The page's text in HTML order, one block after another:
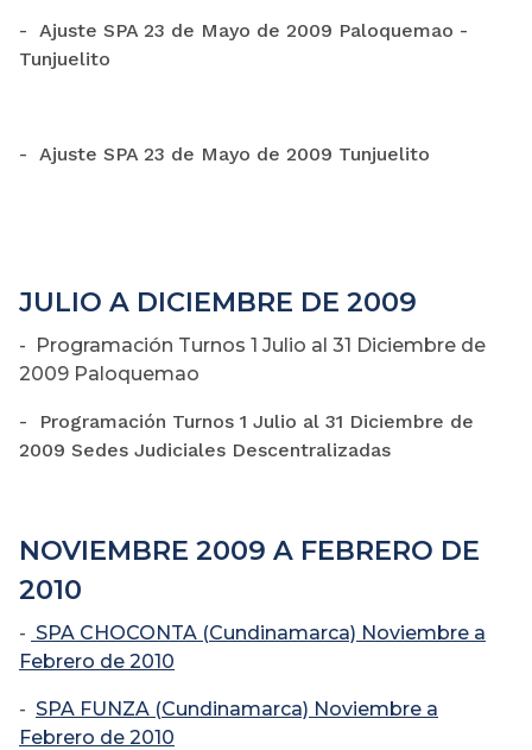
- Ajuste SPA 23 de Mayo de 2009 Paloquemao -
Tunjuelito
- Ajuste SPA 23 de Mayo de 2009 Tunjuelito
JULIO A DICIEMBRE DE 2009
- Programación Turnos 1 Julio al 31 Diciembre de
2009 Paloquemao
- Programación Turnos 1 Julio al 31 Diciembre de
2009 Sedes Judiciales Descentralizadas
NOVIEMBRE 2009 A FEBRERO DE
2010
- SPA CHOCONTA (Cundinamarca) Noviembre a
Febrero de 2010
- SPA FUNZA (Cundinamarca) Noviembre a
Febrero de 2010